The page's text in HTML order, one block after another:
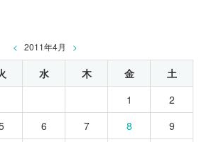
< 2011年4月 >
水 木 金
土
1
2
6 7 8
9